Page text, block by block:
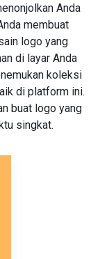
Anda
membuat
logo yang
di layar Anda
koleksi
di platform ini.
buat logo yang
singkat.